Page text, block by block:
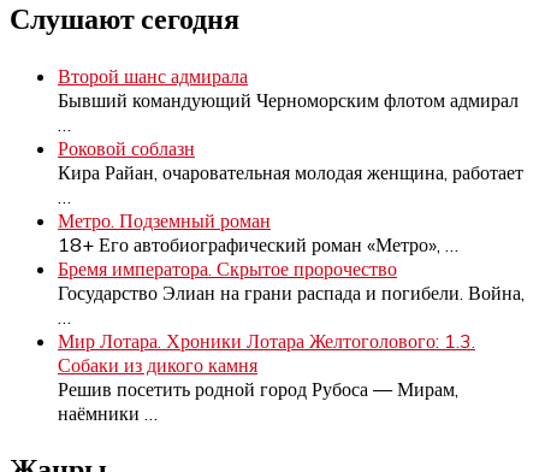
Слушают сегодня
Второй шанс адмирала
Бывший командующий Черноморским флотом адмирал
Роковой соблазн
Кира Райан, очаровательная молодая женщина, работает
Метро. Подземный роман
18+ Его автобиографический роман «Метро»,
Бремя императора. Скрытое пророчество
Государство Элиан на грани распада и погибели. Война,
Мир Лотара. Хроники Лотара Желтоголового: 1.3.
Собаки из дикого камня
Решив посетить родной город Рубоса — Мирам,
наёмники